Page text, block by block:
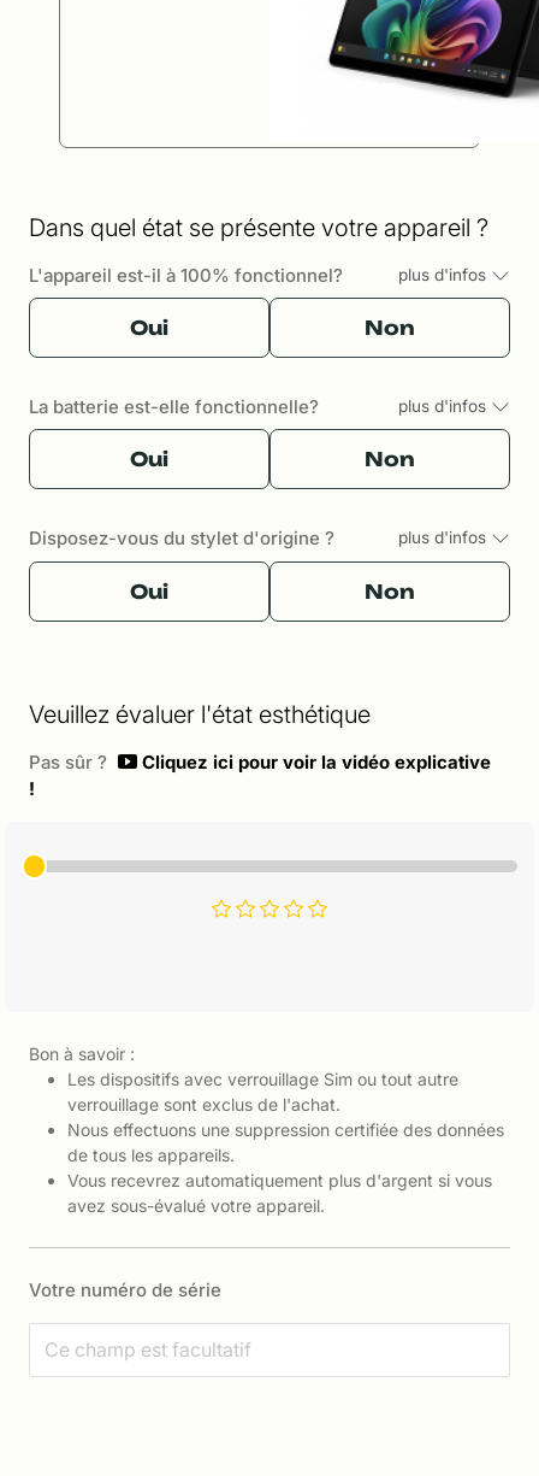
Dans quel état se présente votre appareil ?
L'appareil est-il à 100% fonctionnel? plus d'infos
Oui Non
La batterie est-elle fonctionnelle? plus d'infos
Oui Non
Disposez-vous du stylet d'origine ? plus d'infos
Oui Non
Veuillez évaluer l'état esthétique
Pas sûr ?
Cliquez ici pour voir la vidéo explicative
!
Bon à savoir :
Les dispositifs avec verrouillage Sim ou tout autre
verrouillage sont exclus de l'achat.
Nous effectuons une suppression certifiée des données
de tous les appareils.
Vous recevrez automatiquement plus d'argent si vous
avez sous-évalué votre appareil.
Votre numéro de série